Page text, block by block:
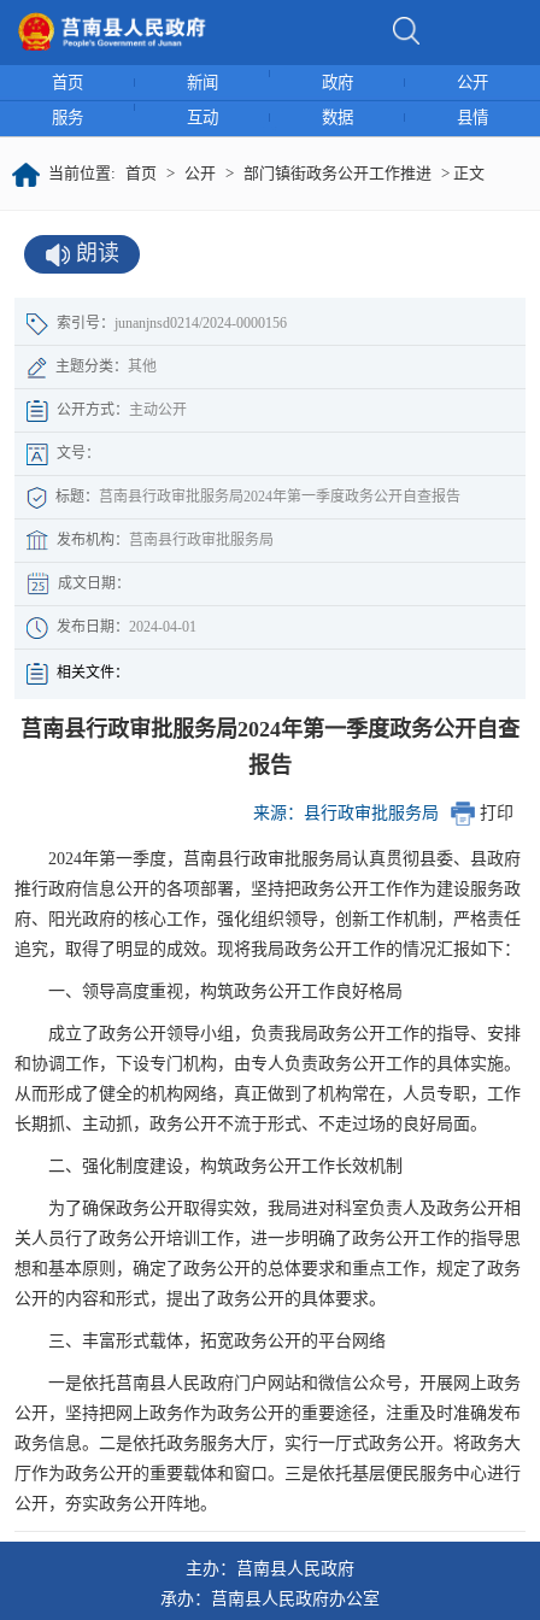
首页 新闻 政府
公开
服务
互动 数据 县情
当前位置: 首页 > 公开 > 部门镇街政务公开工作推进 > 正文
朗读
索引号： junanjnsd0214/2024-0000156
主题分类： 其他
公开方式： 主动公开
文号：
标题： 莒南县行政审批服务局2024年第一季度政务公开自查报告
发布机构： 莒南县行政审批服务局
成文日期：
发布日期： 2024-04-01
相关文件：
莒南县行政审批服务局2024年第一季度政务公开自查
报告
来源：县行政审批服务局 打印
2024年第一季度，莒南县行政审批服务局认真贯彻县委、县政府
推行政府信息公开的各项部署，坚持把政务公开工作作为建设服务政
府、阳光政府的核心工作，强化组织领导，创新工作机制，严格责任
追究，取得了明显的成效。现将我局政务公开工作的情况汇报如下：
一、领导高度重视，构筑政务公开工作良好格局
成立了政务公开领导小组，负责我局政务公开工作的指导、安排
和协调工作，下设专门机构，由专人负责政务公开工作的具体实施。
从而形成了健全的机构网络，真正做到了机构常在，人员专职，工作
长期抓、主动抓，政务公开不流于形式、不走过场的良好局面。
二、强化制度建设，构筑政务公开工作长效机制
为了确保政务公开取得实效，我局进对科室负责人及政务公开相
关人员行了政务公开培训工作，进一步明确了政务公开工作的指导思
想和基本原则，确定了政务公开的总体要求和重点工作，规定了政务
公开的内容和形式，提出了政务公开的具体要求。
三、丰富形式载体，拓宽政务公开的平台网络
一是依托莒南县人民政府门户网站和微信公众号，开展网上政务
公开，坚持把网上政务作为政务公开的重要途径，注重及时准确发布
政务信息。二是依托政务服务大厅，实行一厅式政务公开。将政务大
厅作为政务公开的重要载体和窗口。三是依托基层便民服务中心进行
公开，夯实政务公开阵地。
主办：莒南县人民政府
承办：莒南县人民政府办公室